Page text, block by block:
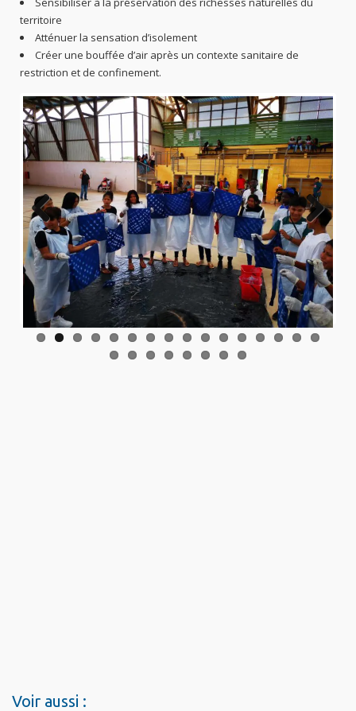
territoire
Atténuer la sensation d’isolement
Créer une bouffée d’air après un contexte sanitaire de
restriction et de confinement.
Previo
us
Next
Voir aussi :